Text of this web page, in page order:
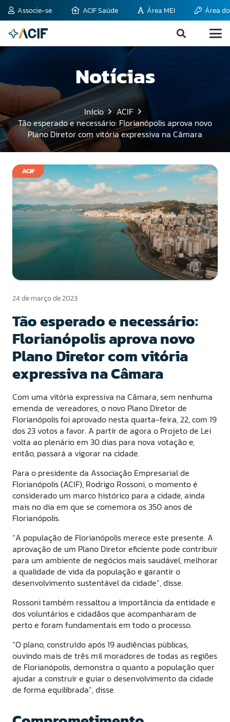
Associe-se ACIF Saúde Área MEI Área
Notícias
Início
ACIF
Tão esperado e necessário: Florianópolis aprova novo
Plano Diretor com vitória expressiva na Câmara
ACIF
24 de março de 2023
Tão esperado e necessário:
Florianópolis aprova novo
Plano Diretor com vitória
expressiva na Câmara
Com uma vitória expressiva na Câmara, sem nenhuma
emenda de vereadores, o novo Plano Diretor de
Florianópolis foi aprovado nesta quarta-feira, 22, com 19
dos 23 votos a favor. A partir de agora o Projeto de Lei
volta ao plenário em 30 dias para nova votação e,
então, passará a vigorar na cidade.
Para o presidente da Associação Empresarial de
Florianópolis (ACIF), Rodrigo Rossoni, o momento é
considerado um marco histórico para a cidade, ainda
mais no dia em que se comemora os 350 anos de
Florianópolis.
“A população de Florianópolis merece este presente. A
aprovação de um Plano Diretor eficiente pode contribuir
para um ambiente de negócios mais saudável, melhorar
a qualidade de vida da população e garantir o
desenvolvimento sustentável da cidade”, disse.
Rossoni também ressaltou a importância da entidade e
dos voluntários e cidadãos que acompanharam de
perto e foram fundamentais em todo o processo.
“O plano, construído após 19 audiências públicas,
ouvindo mais de três mil moradores de todas as regiões
de Florianópolis, demonstra o quanto a população quer
ajudar a construir e guiar o desenvolvimento da cidade
de forma equilibrada”, disse.